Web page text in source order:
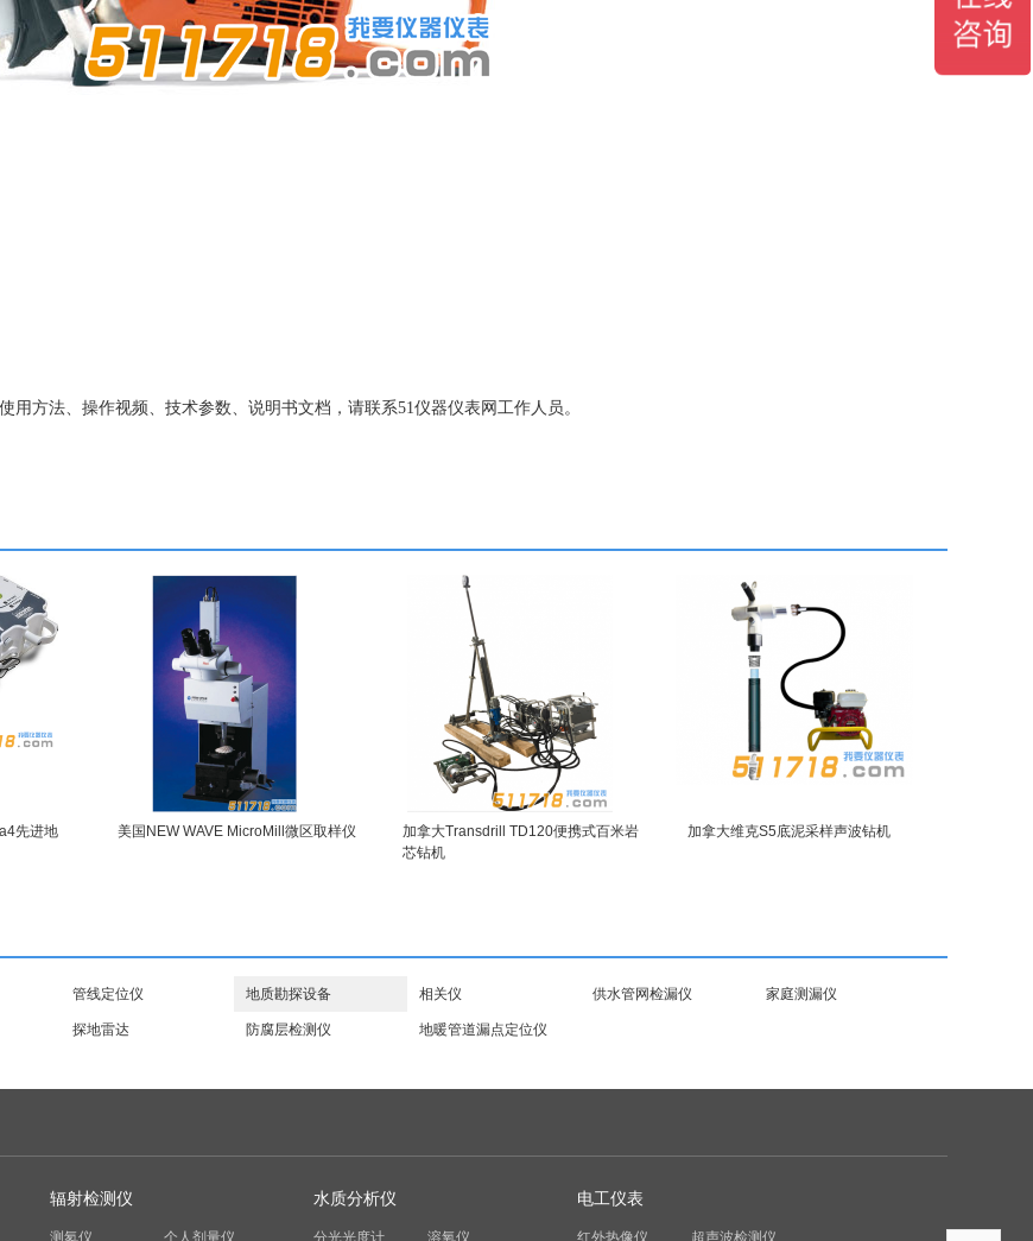
方法、操作视频、技术参数、说明书文档，请联系51仪器仪表网工作人员。
先进地
美国NEW WAVE MicroMill微区取样仪
加拿大Transdrill TD120便携式百米岩
芯钻机
加拿大维克S5底泥采样声波钻机
管线定位仪 地质勘探设备 相关仪 供水管网检漏仪 家庭测漏仪
探地雷达 防腐层检测仪 地暖管道漏点定位仪
辐射检测仪
测氡仪 个人剂量仪
水质分析仪
分光光度计 溶氧仪
电工仪表
红外热像仪 超声波检测仪